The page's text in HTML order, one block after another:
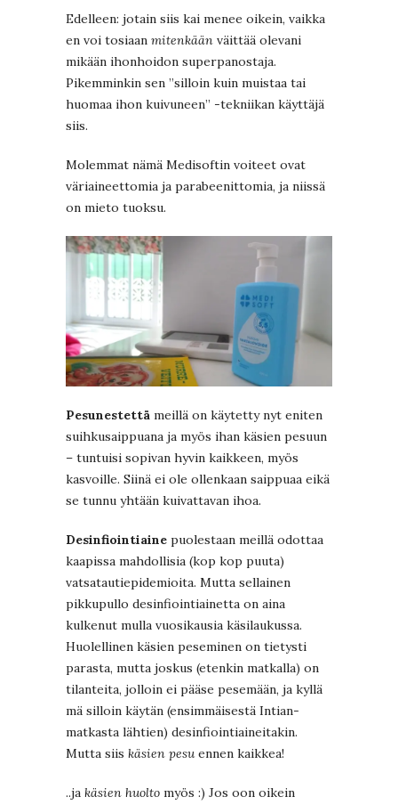
Edelleen: jotain siis kai menee oikein, vaikka
en voi tosiaan mitenkään väittää olevani
mikään ihonhoidon superpanostaja.
Pikemminkin sen ”silloin kuin muistaa tai
huomaa ihon kuivuneen” -tekniikan käyttäjä
siis.
Molemmat nämä Medisoftin voiteet ovat
väriaineettomia ja parabeenittomia, ja niissä
on mieto tuoksu.
Pesunestettä meillä on käytetty nyt eniten
suihkusaippuana ja myös ihan käsien pesuun
– tuntuisi sopivan hyvin kaikkeen, myös
kasvoille. Siinä ei ole ollenkaan saippuaa eikä
se tunnu yhtään kuivattavan ihoa.
Desinfiointiaine puolestaan meillä odottaa
kaapissa mahdollisia (kop kop puuta)
vatsatautiepidemioita. Mutta sellainen
pikkupullo desinfiointiainetta on aina
kulkenut mulla vuosikausia käsilaukussa.
Huolellinen käsien peseminen on tietysti
parasta, mutta joskus (etenkin matkalla) on
tilanteita, jolloin ei pääse pesemään, ja kyllä
mä silloin käytän (ensimmäisestä Intian-
matkasta lähtien) desinfiointiaineitakin.
Mutta siis käsien pesu ennen kaikkea!
..ja käsien huolto myös :) Jos oon oikein